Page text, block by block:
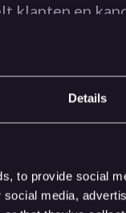
Details
to provide social
media,
klanten en
kandidaten
op de
en een